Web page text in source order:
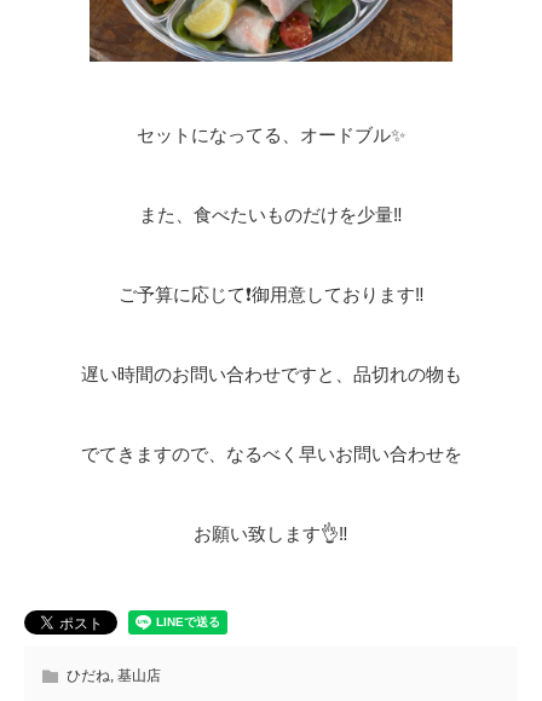
セットになってる、オードブル✨
また、食べたいものだけを少量‼️
ご予算に応じて❗御用意しております‼️
遅い時間のお問い合わせですと、品切れの物も
でてきますので、なるべく早いお問い合わせを
お願い致します👌‼️
ひだね, 基山店